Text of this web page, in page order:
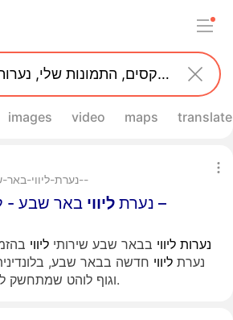
images video maps translate
telegra.ph › נערת-ליווי-באר-שבע--
נערת ליווי באר שבע -
נערות ליווי בבאר שבע שירותי ליווי
נערת ליווי חדשה בבאר שבע,
וגוף לוהט שמתחשק לכם לחיות בין הרגליים.